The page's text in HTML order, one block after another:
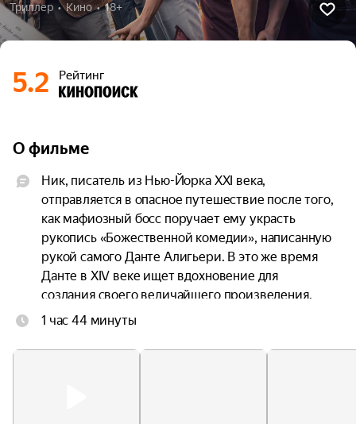
Триллер  •  Кино  •  18+
5.2 Рейтинг
О фильме
Ник, писатель из Нью-Йорка XXI века,
отправляется в опасное путешествие после того,
как мафиозный босс поручает ему украсть
рукопись «Божественной комедии», написанную
рукой самого Данте Алигьери. В это же время
Данте в XIV веке ищет вдохновение для
создания своего величайшего произведения.
Каждого из мужчин неосознанно связывает
красотой и божественным.
1 час 44 минуты